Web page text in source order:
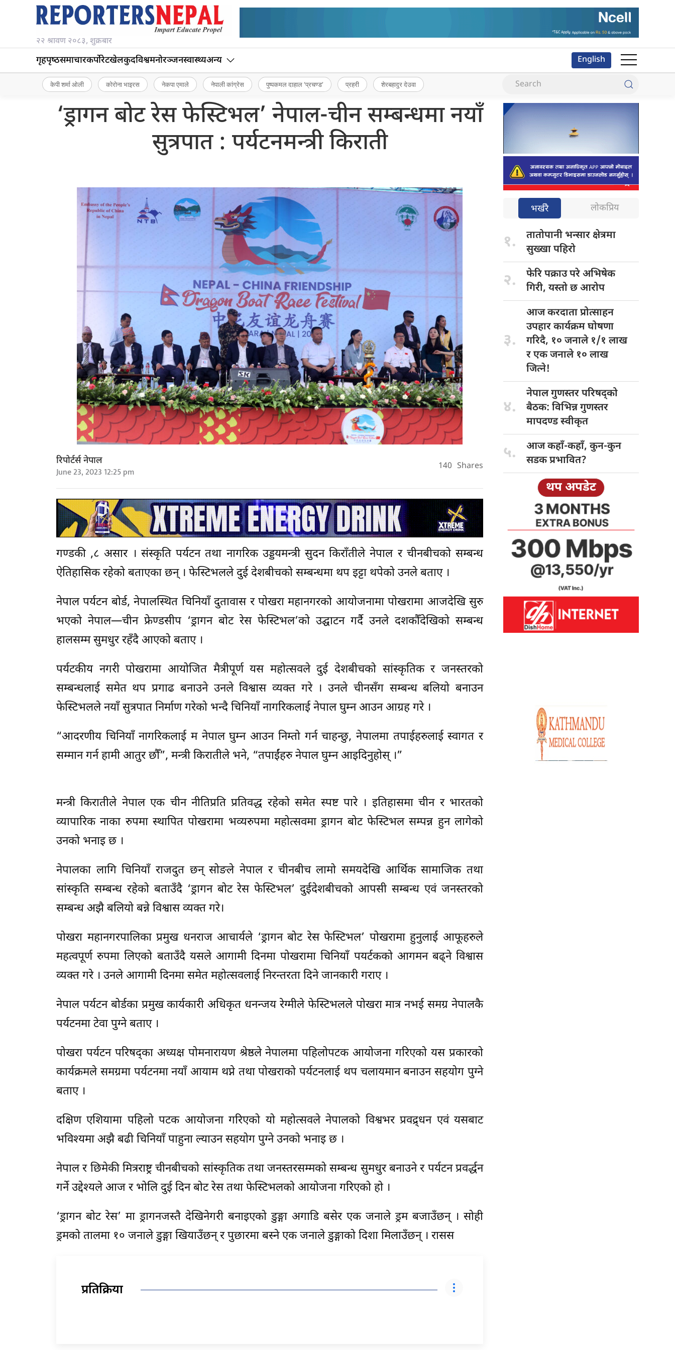
२२ श्रावण २०८३, शुक्रबार
गृहपृष्‍ठसमाचारकर्पोरेटखेलकुदविश्वमनोरञ्जनस्वास्थ्यअन्य English
केपी शर्मा ओली कोरोना भाइरस नेकपा एमाले नेपाली कांग्रेस पुष्पकमल दाहाल ‘प्रचण्ड’ प्रहरी शेरबहादुर देउवा
‘ड्रागन बोट रेस फेस्टिभल’ नेपाल-चीन सम्बन्धमा नयाँ
सुत्रपात : पर्यटनमन्त्री किराती
रिपोर्टर्स नेपाल
June 23, 2023 12:25 pm 140 Shares
गण्डकी ,८ असार । संस्कृति पर्यटन तथा नागरिक उड्डयमन्त्री सुदन किराँतीले नेपाल र चीनबीचको सम्बन्ध
ऐतिहासिक रहेको बताएका छन् । फेस्टिभलले दुई देशबीचको सम्बन्धमा थप इट्टा थपेको उनले बताए ।
नेपाल पर्यटन बोर्ड, नेपालस्थित चिनियाँ दुतावास र पोखरा महानगरको आयोजनामा पोखरामा आजदेखि सुरु
भएको नेपाल—चीन फ्रेण्डसीप ‘ड्रागन बोट रेस फेस्टिभल’को उद्घाटन गर्दै उनले दशकौँदेखिको सम्बन्ध
हालसम्म सुमधुर रहँदै आएको बताए ।
पर्यटकीय नगरी पोखरामा आयोजित मैत्रीपूर्ण यस महोत्सवले दुई देशबीचको सांस्कृतिक र जनस्तरको
सम्बन्धलाई समेत थप प्रगाढ बनाउने उनले विश्वास व्यक्त गरे । उनले चीनसँग सम्बन्ध बलियो बनाउन
फेस्टिभलले नयाँ सुत्रपात निर्माण गरेको भन्दै चिनियाँ नागरिकलाई नेपाल घुम्न आउन आग्रह गरे ।
“आदरणीय चिनियाँ नागरिकलाई म नेपाल घुम्न आउन निम्तो गर्न चाहन्छु, नेपालमा तपाईहरुलाई स्वागत र
सम्मान गर्न हामी आतुर छौँ”, मन्त्री किरातीले भने, “तपाईंहरु नेपाल घुम्न आइदिनुहोस् ।”
मन्त्री किरातीले नेपाल एक चीन नीतिप्रति प्रतिवद्ध रहेको समेत स्पष्ट पारे । इतिहासमा चीन र भारतको
व्यापारिक नाका रुपमा स्थापित पोखरामा भव्यरुपमा महोत्सवमा ड्रागन बोट फेस्टिभल सम्पन्न हुन लागेको
उनको भनाइ छ ।
नेपालका लागि चिनियाँ राजदुत छन् सोङले नेपाल र चीनबीच लामो समयदेखि आर्थिक सामाजिक तथा
सांस्कृति सम्बन्ध रहेको बताउँदै ‘ड्रागन बोट रेस फेस्टिभल’ दुईदेशबीचको आपसी सम्बन्ध एवं जनस्तरको
सम्बन्ध अझै बलियो बन्ने विश्वास व्यक्त गरे।
पोखरा महानगरपालिका प्रमुख धनराज आचार्यले ‘ड्रागन बोट रेस फेस्टिभल’ पोखरामा हुनुलाई आफूहरुले
महत्वपूर्ण रुपमा लिएको बताउँदै यसले आगामी दिनमा पोखरामा चिनियाँ पयर्टकको आगमन बढ्ने विश्वास
व्यक्त गरे । उनले आगामी दिनमा समेत महोत्सवलाई निरन्तरता दिने जानकारी गराए ।
नेपाल पर्यटन बोर्डका प्रमुख कार्यकारी अधिकृत धनन्जय रेग्मीले फेस्टिभलले पोखरा मात्र नभई समग्र नेपालकै
पर्यटनमा टेवा पुग्ने बताए ।
पोखरा पर्यटन परिषद्का अध्यक्ष पोमनारायण श्रेष्ठले नेपालमा पहिलोपटक आयोजना गरिएको यस प्रकारको
कार्यक्रमले समग्रमा पर्यटनमा नयाँ आयाम थप्ने तथा पोखराको पर्यटनलाई थप चलायमान बनाउन सहयोग पुग्ने
बताए ।
दक्षिण एशियामा पहिलो पटक आयोजना गरिएको यो महोत्सवले नेपालको विश्वभर प्रवद्र्धन एवं यसबाट
भविश्यमा अझै बढी चिनियाँ पाहुना ल्याउन सहयोग पुग्ने उनको भनाइ छ ।
नेपाल र छिमेकी मित्रराष्ट्र चीनबीचको सांस्कृतिक तथा जनस्तरसम्मको सम्बन्ध सुमधुर बनाउने र पर्यटन प्रवर्द्धन
गर्ने उद्देश्यले आज र भोलि दुई दिन बोट रेस तथा फेस्टिभलको आयोजना गरिएको हो ।
‘ड्रागन बोट रेस’ मा ड्रागनजस्तै देखिनेगरी बनाइएको डुङ्गा अगाडि बसेर एक जनाले ड्रम बजाउँछन् । सोही
ड्रमको तालमा १० जनाले डुङ्गा खियाउँछन् र पुछारमा बस्ने एक जनाले डुङ्गाको दिशा मिलाउँछन् । रासस
प्रतिक्रिया
भर्खरै लोकप्रिय
१. तातोपानी भन्सार क्षेत्रमा
सुख्खा पहिरो
२. फेरि पक्राउपरे अभिषेक
गिरी, यस्तो छ आरोप
३.
आज करदाताप्रोत्साहन
उपहार कार्यक्रम घोषणा
गरिदै, १० जनाले १/१ लाख
र एक जनाले १० लाख
जित्ने!
४.
नेपाल गुणस्तरपरिषद्को
बैठक: विभिन्न गुणस्तर
मापदण्ड स्वीकृत
५. आज कहाँ-कहाँ, कुन-कुन
सडक प्रभावित?
थप अपडेट